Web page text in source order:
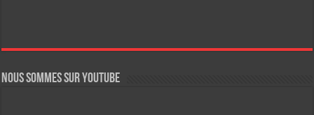
Nous sommes sur YouTube